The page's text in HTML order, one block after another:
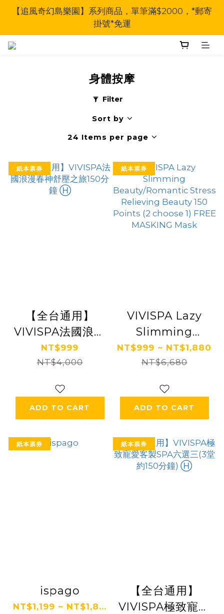
【追風奇幻島樂園】系列商品，單筆滿$2000，*郵寄
掛號*免運
身體按摩
Filter
Sort by
24 Items per page
紙本票券
【全台通用】
VIVISPA法國浪漫
春神舒壓之旅150
分鐘 Ⓗ
NT$999
NT$4,000
ADD TO CART
紙本票券
VIVISPA Lazy
Slimming
Beauty/Romantic
Stress Relieving
Points (2
choose 1) FREE
NT$999 ~ NT$1,880
NT$6,680
ADD TO CART
紙本票券
ispago
NT$1,199 ~ NT$1,8...
紙本票券
【全台通用】
VIVISPA極致寵愛